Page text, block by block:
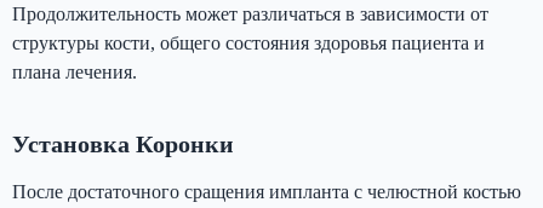
Продолжительность может различаться в зависимости от
структуры кости, общего состояния здоровья пациента и
плана лечения.
Установка Коронки
После достаточного сращения импланта с челюстной костью